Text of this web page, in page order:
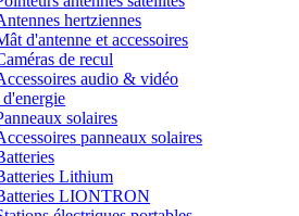
hertziennes
d'antenne et accessoires
de recul
audio & vidéo
d'energie
solaires
panneaux solaires
Lithium
LIONTRON